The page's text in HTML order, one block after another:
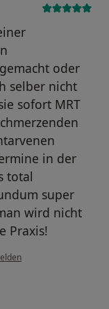
oder
selber nicht
sofort MRT
in der
total
super
wird nicht
Praxis!